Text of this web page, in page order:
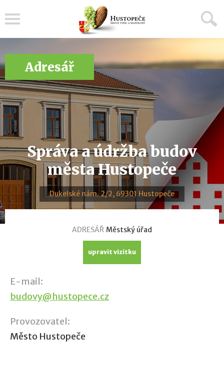
Adresář
Správa a údržba budov
města Hustopeče
Dukelské nám. 2/2, 69301 Hustopeče
ADRESÁŘ Městský úřad
upravit vizitku
E-mail:
budovy@hustopece.cz
Provozovatel:
Město Hustopeče